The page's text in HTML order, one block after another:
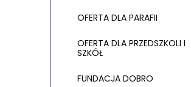
OFERTA DLA PARAFII
OFERTA DLA PRZEDSZKOLI I
SZKÓŁ
FUNDACJA DOBRO